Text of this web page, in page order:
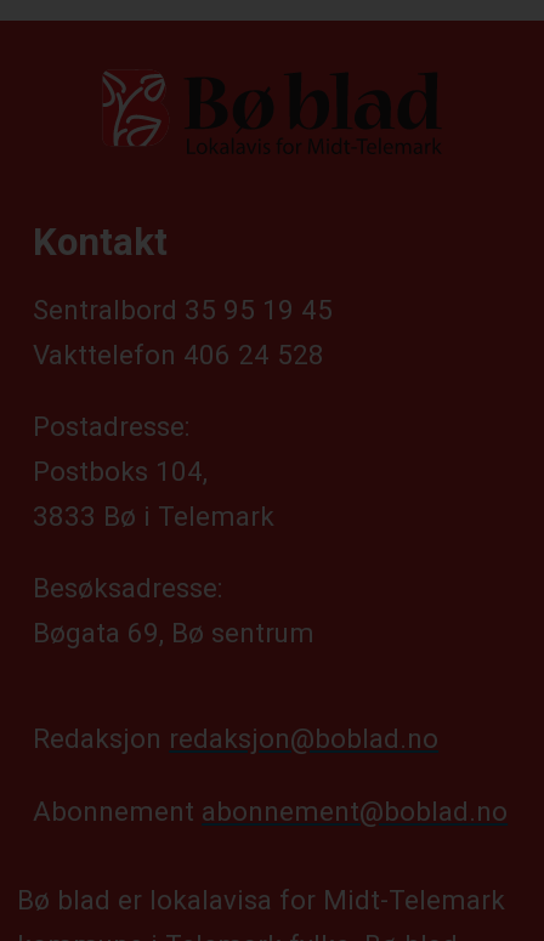
Kontakt
Sentralbord 35 95 19 45
Vakttelefon 406 24 528
Postadresse:
Postboks 104,
3833 Bø i Telemark
Besøksadresse:
Bøgata 69, Bø sentrum
Redaksjon redaksjon@boblad.no
Abonnement abonnement@boblad.no
Bø blad er lokalavisa for Midt-Telemark